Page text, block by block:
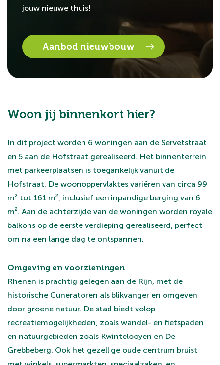
jouw nieuwe thuis!
Aanbod nieuwbouw
Woon jij binnenkort hier?
In dit project worden 6 woningen aan de Servetstraat
en 5 aan de Hofstraat gerealiseerd. Het binnenterrein
met parkeerplaatsen is toegankelijk vanuit de
Hofstraat. De woonoppervlaktes variëren van circa 99
m² tot 161 m², inclusief een inpandige berging van 6
m². Aan de achterzijde van de woningen worden royale
balkons op de eerste verdieping gerealiseerd, perfect
om na een lange dag te ontspannen.
Omgeving en voorzieningen
Rhenen is prachtig gelegen aan de Rijn, met de
historische Cuneratoren als blikvanger en omgeven
door groene natuur. De stad biedt volop
recreatiemogelijkheden, zoals wandel- en fietspaden
en natuurgebieden zoals Kwintelooyen en De
Grebbeberg. Ook het gezellige oude centrum bruist